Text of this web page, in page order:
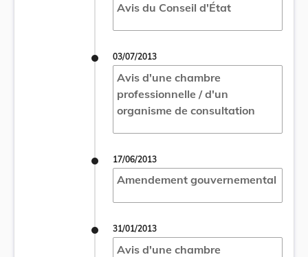
Avis du Conseil d'État
03/07/2013
Avis d'une chambre
professionnelle / d'un
organisme de consultation
17/06/2013
Amendement gouvernemental
31/01/2013
Avis d'une chambre